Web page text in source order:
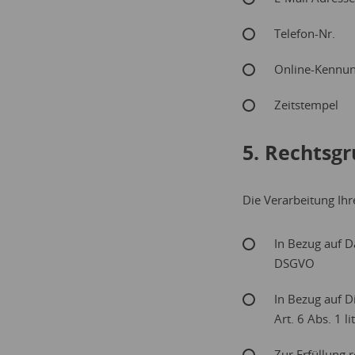
Telefon-Nr.
Online-
Zeitstempel
5.
Die Verarbeitung
In Bezug auf
DSGVO
In Bezug auf
Art. 6 Abs. 1